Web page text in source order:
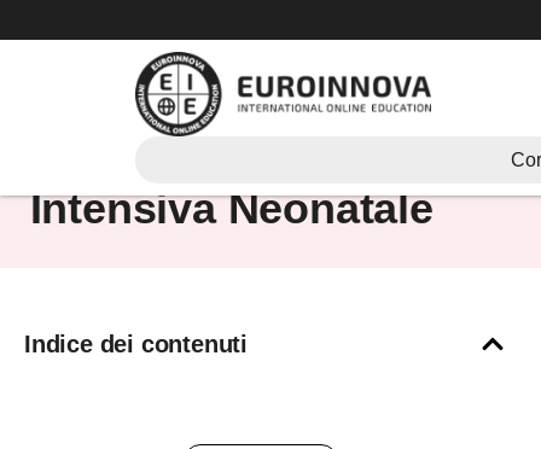
al
Cos’è la Terapia
Intensiva Neonatale
Indice dei contenuti